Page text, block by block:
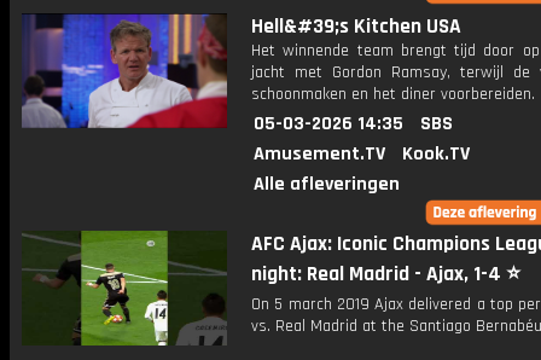
Hell&#39;s Kitchen USA
Het winnende team brengt tijd door
jacht met Gordon Ramsay, terwijl de
schoonmaken en het diner voorbereiden.
05-03-2026 14:35
SBS
Amusement.TV
Kook.TV
Alle afleveringen
AFC Ajax: Iconic Champions
night: Real Madrid - Ajax, 1-4 ⭐️
On 5 march 2019 Ajax delivered a top
vs. Real Madrid at the Santiago